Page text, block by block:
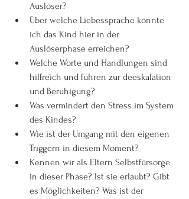
Auslöser?
Über welche Liebessprache könnte
ich das Kind hier in der
Auslöserphase erreichen?
Welche Worte und Handlungen sind
hilfreich und führen zur deeskalation
und Beruhigung?
Was vermindert den Stress im System
des Kindes?
Wie ist der Umgang mit den eigenen
Triggern in diesem Moment?
Kennen wir als Eltern Selbstfürsorge
in dieser Phase? Ist sie erlaubt? Gibt
es Möglichkeiten? Was ist der